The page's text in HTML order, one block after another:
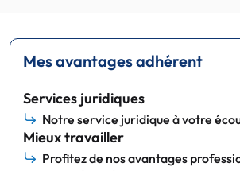
Mes avantages adhérent
Services juridiques
Notre service juridique à votre
Mieux travailler
Profitez de nos avantages